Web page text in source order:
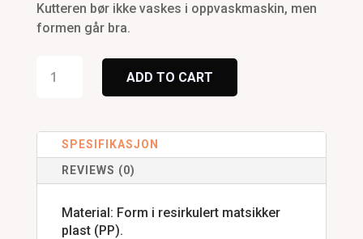
Kutteren bør ikke vaskes i oppvaskmaskin, men
formen går bra.
for
Risballbjørner
ADD TO CART
SPESIFIKASJON
REVIEWS (0)
Material: Form i resirkulert matsikker
plast (PP).